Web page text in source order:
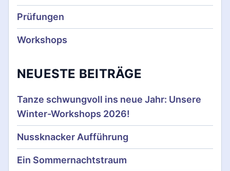
a
v
g
a
o
Prüfungen
Workshops
NEUESTE BEITRÄGE
Tanze schwungvoll ins neue Jahr: Unsere
Winter-Workshops 2026!
Nussknacker Aufführung
Ein Sommernachtstraum